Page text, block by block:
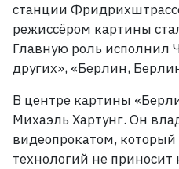
станции
режиссёром картины
Главную роль исполнил
других», «Берлин,
В центре картины
Михаэль Хартунг. Он
видеопрокатом,
технологий не